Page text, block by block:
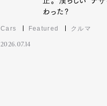
わった?
Cars Featured クルマ
2026.07.14